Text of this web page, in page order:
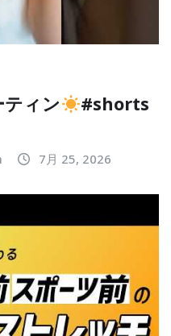
ィン
#shorts
7月 25, 2026